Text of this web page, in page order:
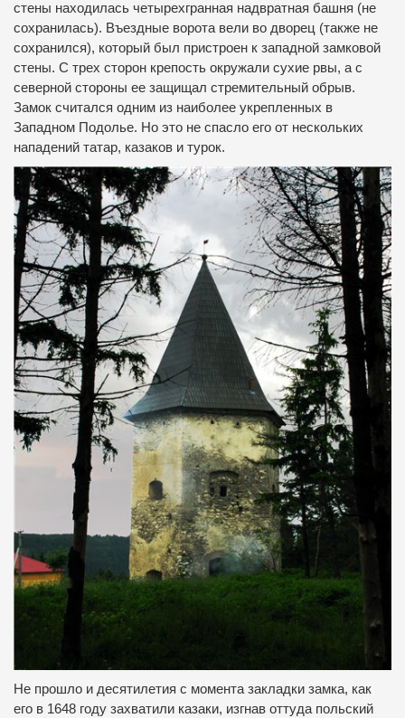
стены находилась четырехгранная надвратная башня (не
сохранилась). Въездные ворота вели во дворец (также не
сохранился), который был пристроен к западной замковой
стены. С трех сторон крепость окружали сухие рвы, а с
северной стороны ее защищал стремительный обрыв.
Замок считался одним из наиболее укрепленных в
Западном Подолье. Но это не спасло его от нескольких
нападений татар, казаков и турок.
Не прошло и десятилетия с момента закладки замка, как
его в 1648 году захватили казаки, изгнав оттуда польский